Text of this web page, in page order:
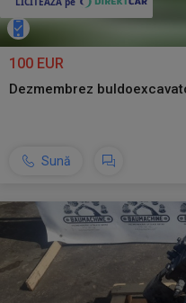
100 EUR
Dezmembrez
Sună